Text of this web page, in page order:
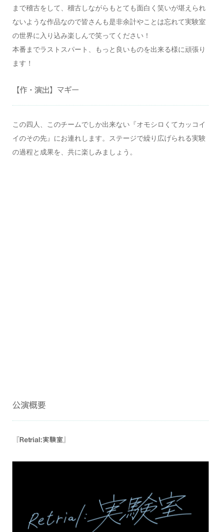
まで稽古をして、稽古しながらもとても面白く笑いが堪えられ
ないような作品なので皆さんも是非余計やことは忘れて実験室
の世界に入り込み楽しんで笑ってください！
本番までラストスパート、もっと良いものを出来る様に頑張り
ます！
【作・演出】マギー
この四人、このチームでしか出来ない『オモシロくてカッコイ
イのその先』にお連れします。ステージで繰り広げられる実験
の過程と成果を、共に楽しみましょう。
公演概要
『Retrial:実験室』